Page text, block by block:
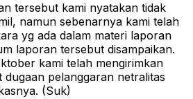
tersebut kami nyatakan tidak
namun sebenarnya kami telah
yg ada dalam materi laporan
laporan tersebut disampaikan.
kami telah mengirimkan
pelanggaran netralitas
(Suk)